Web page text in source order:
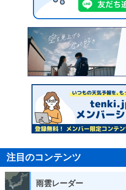
注目のコンテンツ
雨雲レーダー